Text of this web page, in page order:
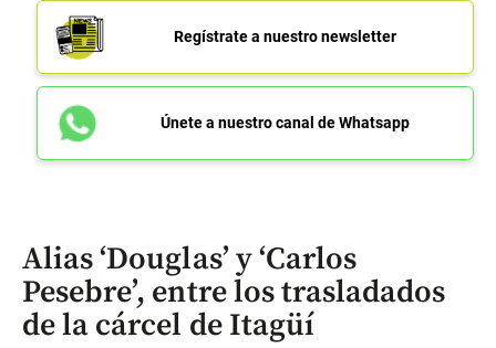
Regístrate a nuestro newsletter
Únete a nuestro canal de Whatsapp
Alias ‘Douglas’ y ‘Carlos
Pesebre’, entre los trasladados
de la cárcel de Itagüí